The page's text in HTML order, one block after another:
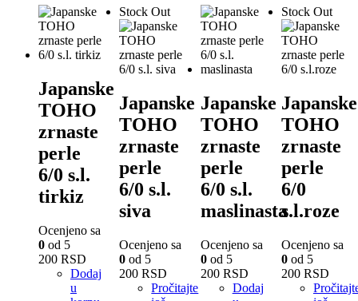
Japanske
TOHO
zrnaste
perle
6/0 s.l.
tirkiz
Ocenjeno sa
0 od 5
200 RSD
Dodaj
u
Stock Out
Japanske
TOHO
zrnaste
perle
6/0 s.l.
siva
Ocenjeno sa
0 od 5
200RSD
Pročitajte
Japanske
TOHO
zrnaste
perle
6/0 s.l.
maslinasta
Ocenjeno sa
0od 5
200 RSD
Dodaj
Stock Out
Japanske
TOHO
zrnaste
perle
6/0
s.l.roze
Ocenjeno sa
0od 5
200 RSD